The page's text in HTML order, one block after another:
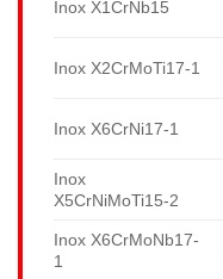
Inox X1CrNb15
Inox X2CrMoTi17-1
Inox X6CrNi17-1
Inox
X5CrNiMoTi15-2
Inox X6CrMoNb17-
1